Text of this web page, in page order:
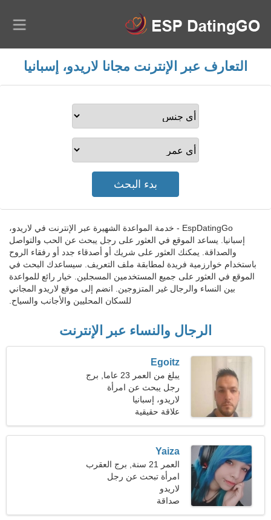
التعارف عبر الإنترنت مجانا لاريدو، إسبانيا
EspDatingGo - خدمة المواعدة الشهيرة عبر الإنترنت في لاريدو،
إسبانيا. يساعد الموقع في العثور على رجل يبحث عن الحب والتواصل
والصداقة. يمكنك العثور على شريك أو أصدقاء جدد أو رفقاء الروح
باستخدام خوارزمية فريدة لمطابقة ملف التعريف. سيساعدك البحث في
الموقع في العثور على جميع المستخدمين المسجلين. خيار رائع للمواعدة
بين النساء والرجال غير المتزوجين. انضم إلى موقع لاريدو المجاني
للسكان المحليين والأجانب والسياح.
الرجال والنساء عبر الإنترنت
Egoitz
يبلغ من العمر 23 عاما, برج
الحمل
رجل يبحث عن امرأة
لاريدو، إسبانيا
علاقة حقيقية
Yaiza
العمر 21 سنة, برج العقرب
امرأة تبحث عن رجل
لاريدو
صداقة